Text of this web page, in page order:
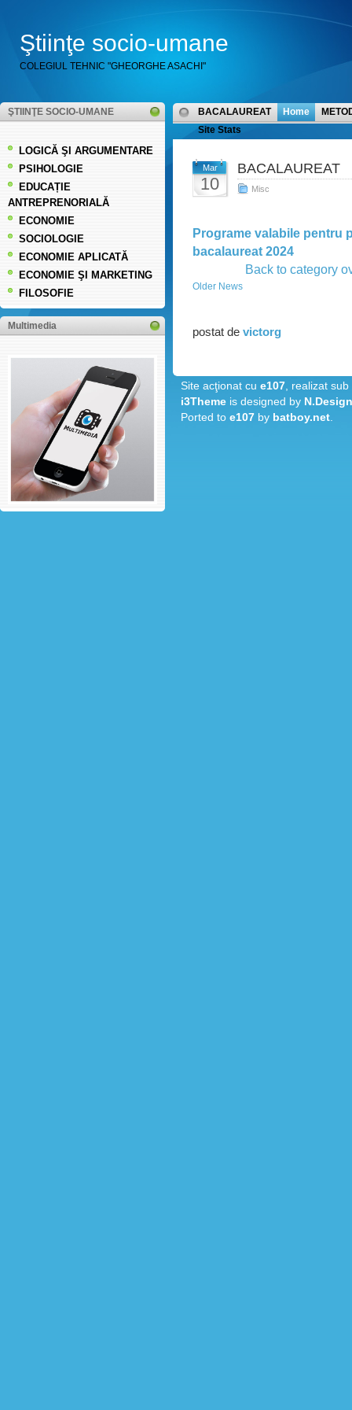
Ştiinţe socio-umane
COLEGIUL TEHNIC "GHEORGHE ASACHI"
ŞTIINŢE SOCIO-UMANE
LOGICĂ ŞI ARGUMENTARE
PSIHOLOGIE
EDUCAȚIE
ANTREPRENORIALĂ
ECONOMIE
SOCIOLOGIE
ECONOMIE APLICATĂ
ECONOMIE ŞI MARKETING
FILOSOFIE
Multimedia
BACALAUREAT Home
Site Stats
Mar
10
BACALAUREAT
Misc
Programe valabile pentru
bacalaureat 2024
Back to category
Older News
postat de victorg
Site acţionat cu e107 , realizat
i3Theme is designed by
Ported to e107 by batboy.net